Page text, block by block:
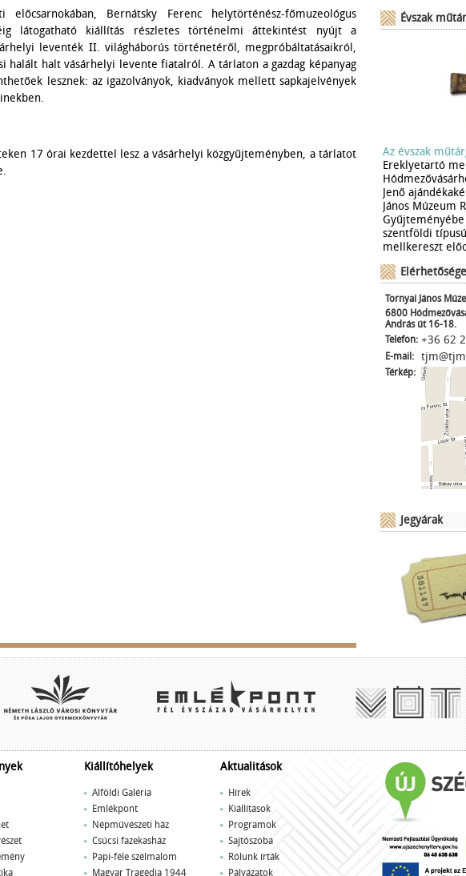
Bernátsky Ferenc helytörténész-főmuzeológus
látogatható kiállítás részletes történelmi áttekintést nyújt a
leventék II. világháborús történetéről, megpróbáltatásaikról,
halált halt vásárhelyi levente fiatalról. A tárlaton a gazdag képanyag
lesznek: az igazolványok, kiadványok mellett sapkajelvények
17 órai kezdettel lesz a vásárhelyi közgyűjteményben, a tárlatot
Évszak
Az évszak
Ereklyetartó
Jenő
János Múzeum
szentföldi
mellkereszt
Tornyai János
6800
András út 16-18.
Telefon: +36 62
E-mail:
Térkép:
Jegyárak
Kiállítóhelyek
Alföldi Galéria
Emlékpont
Népművészeti ház
Csúcsi fazekasház
Papi-féle szélmalom
Magyar Tragédia 1944
Aktualitások
Hírek
Kiállítások
Programok
Sajtószoba
Rólunk írták
Pályázatok